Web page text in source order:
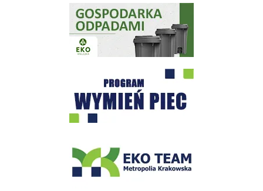
Gospodarka odpadami na terenie Miasta i Gminy Wieliczka
Program "Czyste Powietrze" - Wieliczka